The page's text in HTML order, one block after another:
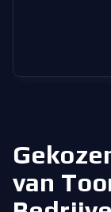
van